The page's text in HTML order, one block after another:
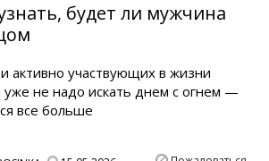
будет ли мужчина
активно участвующих в жизни
уже не надо искать днем с огнем —
все больше